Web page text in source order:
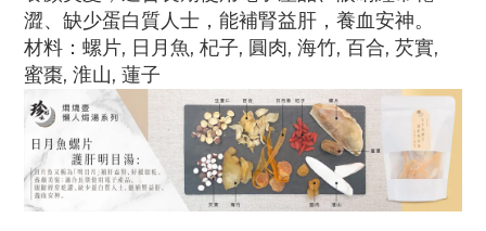
澀、缺少蛋白質人士，能補腎益肝，養血安神。
材料： 螺片, 日月魚, 杞子, 圓肉, 海竹, 百合, 芡實,
蜜棗, 淮山, 蓮子